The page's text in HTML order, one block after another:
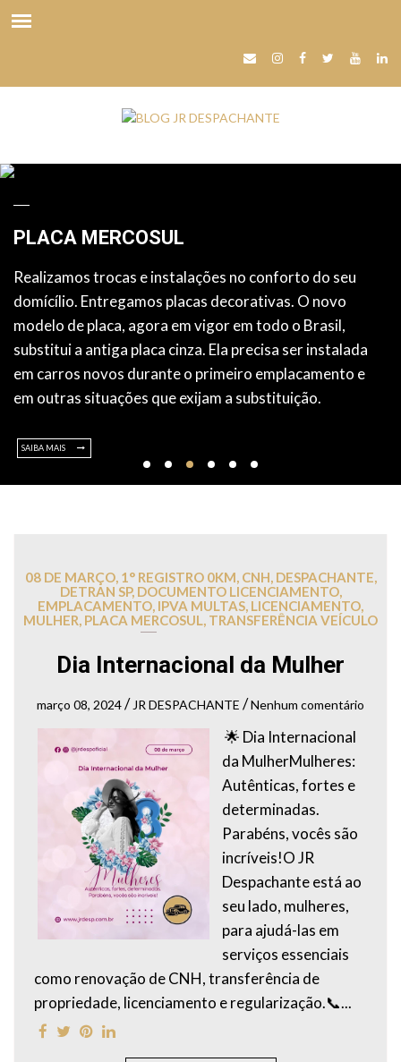
PLACA MERCOSUL
Realizamos trocas e instalações no conforto do seu
domícílio. Entregamos placas decorativas. O novo
modelo de placa, agora em vigor em todo o Brasil,
substitui a antiga placa cinza. Ela precisa ser instalada
em carros novos durante o primeiro emplacamento e
em outras situações que exijam a substituição.
SAIBA MAIS
08 DE MARÇO, 1° REGISTRO 0KM CNH DESPACHANTE
DETRAN SP, DOCUMENTO LICENCIAMENTO,
EMPLACAMENTO IPVA MULTAS LICENCIAMENTO
MULHER PLACA MERCOSUL TRANSFERÊNCIA VEÍCULO
Dia Internacional da Mulher
março 08, 2024/ JR DESPACHANTE /Nenhum comentário
🌟 Dia Internacional
da MulherMulheres:
Autênticas, fortes e
determinadas.
Parabéns, vocês são
incríveis!O JR
Despachante está ao
seu lado, mulheres,
para ajudá-las em
serviços essenciais
como renovação de CNH, transferência de
propriedade, licenciamento e regularização.📞...